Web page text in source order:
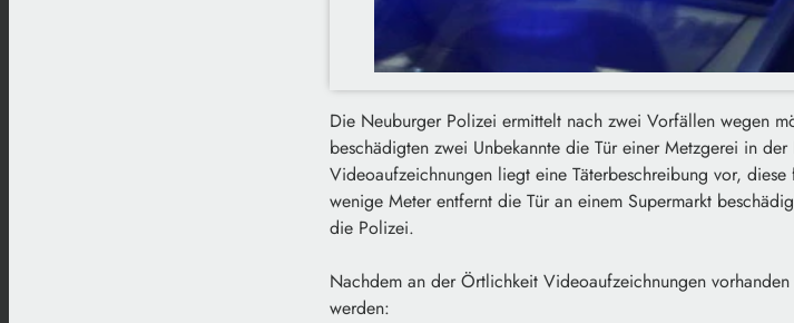
Die Neuburger Polizei ermittelt nach zwei Vorfällen wegen
beschädigten zwei Unbekannte die Tür einer Metzgerei in
Videoaufzeichnungen liegt eine Täterbeschreibung vor,
wenige Meter entfernt die Tür an einem Supermarkt
die Polizei.
Nachdem an der Örtlichkeit Videoaufzeichnungen
werden: